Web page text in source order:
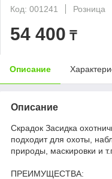
Код: 001241
Розница
54 400 ₸
Описание
Описание
Скрадок Засидка
подходит для охоты,
природы, маскировки и
ПРЕИМУЩЕСТВА: